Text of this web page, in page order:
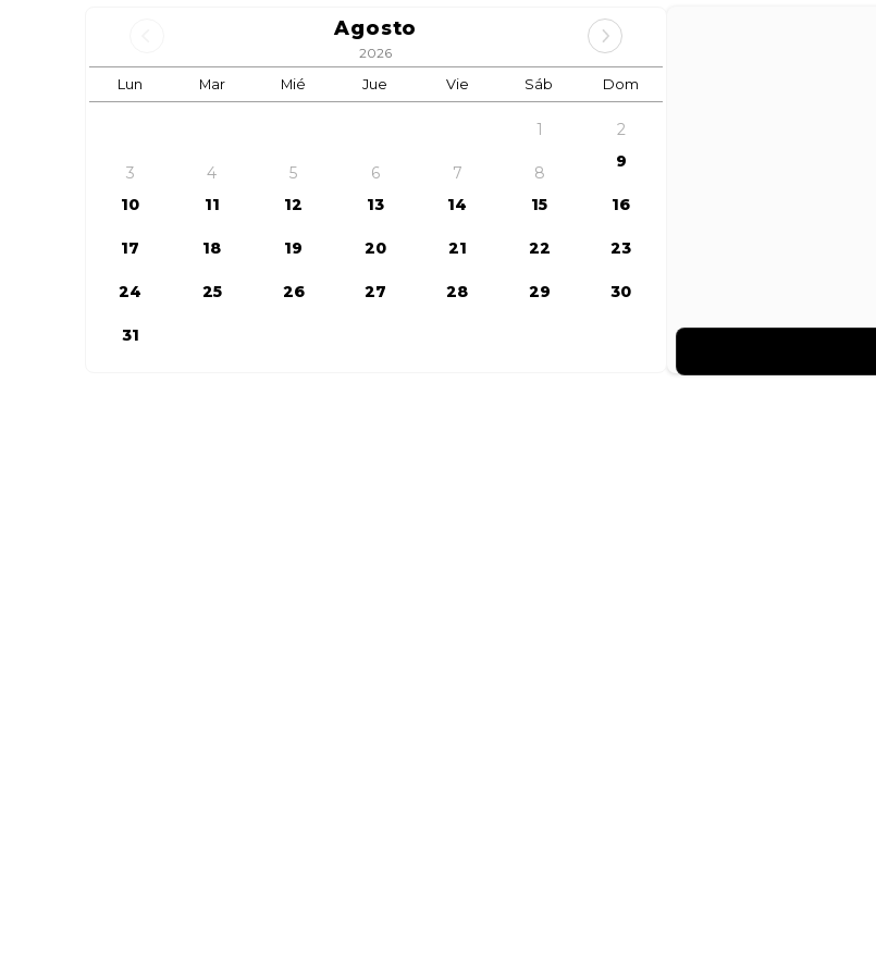
Agosto
2026
Lun
Mar Mié Jue Vie Sáb Dom
1 2
3 4 5 6 7 8
9
10 11 12 13 14 15 16
17 18 19 20 21 22 23
24 25 26 27 28 29 30
31